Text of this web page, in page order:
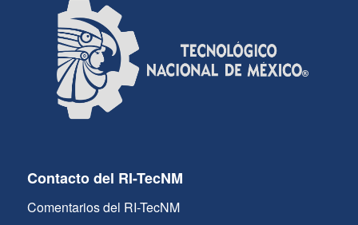
Contacto del RI-TecNM
Comentarios del RI-TecNM